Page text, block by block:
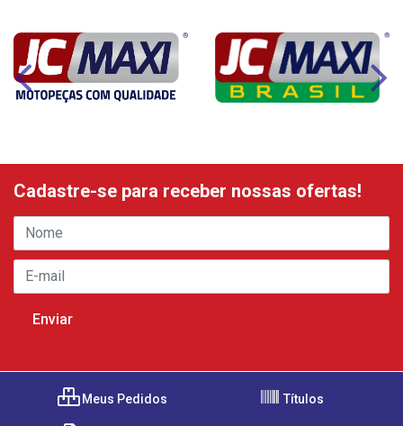
Cadastre-se para receber nossas ofertas!
Meus Pedidos Títulos